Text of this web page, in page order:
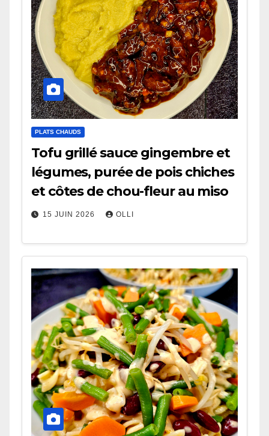
PLATS CHAUDS
Tofu grillé sauce gingembre et
légumes, purée de pois chiches
et côtes de chou-fleur au miso
15 JUIN 2026 OLLI